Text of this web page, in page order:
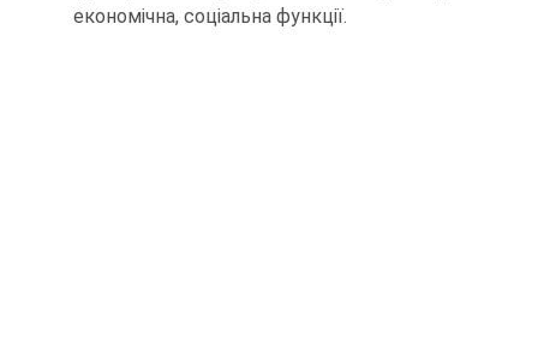
економічна, соціальна функції.